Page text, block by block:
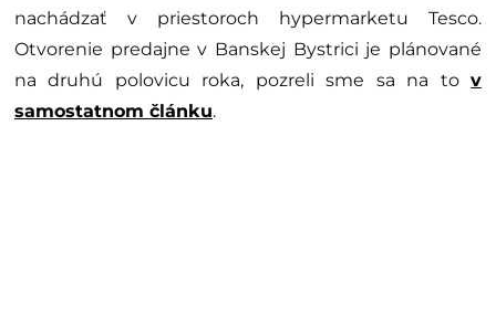
nachádzať v priestoroch hypermarketu Tesco.
Otvorenie predajne v Banskej Bystrici je plánované
na druhú polovicu roka, pozreli sme sa na to v
samostatnom článku.